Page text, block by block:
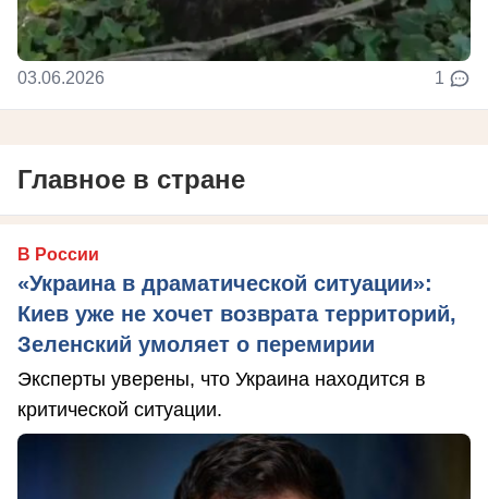
03.06.2026 1
Главное в стране
В России
«Украина в драматической ситуации»:
Киев уже не хочет возврата территорий,
Зеленский умоляет о перемирии
Эксперты уверены, что Украина находится в
критической ситуации.